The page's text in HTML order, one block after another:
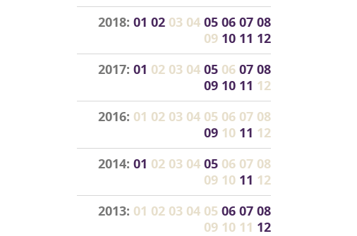
2018: 01 02 03 04 05 06 07 08
09 10 11 12
2017: 01 02 03 04 05 06 07 08
09 10 11 12
2016: 01 02 03 04 05 06 07 08
09 10 11 12
2014: 01 02 03 04 05 06 07 08
09 10 11 12
2013: 01 02 03 04 05 06 07 08
09 10 11 12